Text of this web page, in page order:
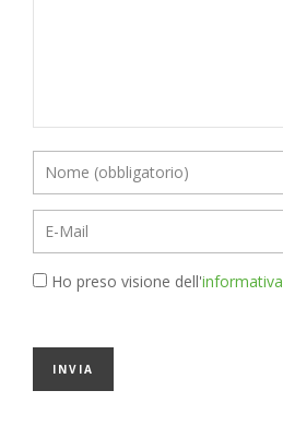
Ho preso visione dell'informativa